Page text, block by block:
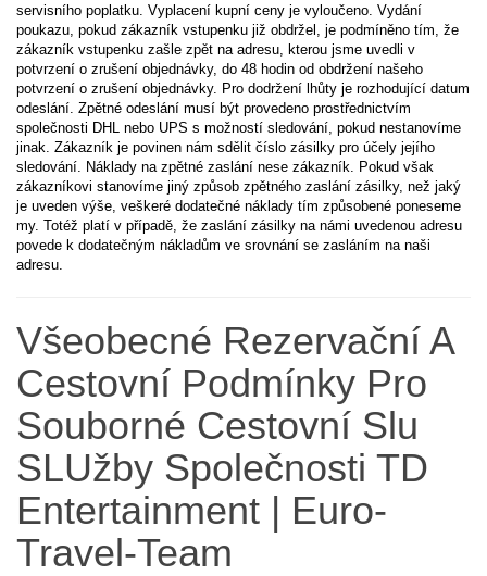
servisního poplatku. Vyplacení kupní ceny je vyloučeno. Vydání
poukazu, pokud zákazník vstupenku již obdržel, je podmíněno tím, že
zákazník vstupenku zašle zpět na adresu, kterou jsme uvedli v
potvrzení o zrušení objednávky, do 48 hodin od obdržení našeho
potvrzení o zrušení objednávky. Pro dodržení lhůty je rozhodující datum
odeslání. Zpětné odeslání musí být provedeno prostřednictvím
společnosti DHL nebo UPS s možností sledování, pokud nestanovíme
jinak. Zákazník je povinen nám sdělit číslo zásilky pro účely jejího
sledování. Náklady na zpětné zaslání nese zákazník. Pokud však
zákazníkovi stanovíme jiný způsob zpětného zaslání zásilky, než jaký
je uveden výše, veškeré dodatečné náklady tím způsobené poneseme
my. Totéž platí v případě, že zaslání zásilky na námi uvedenou adresu
povede k dodatečným nákladům ve srovnání se zasláním na naši
adresu.
Všeobecné Rezervační A
Cestovní Podmínky Pro
Souborné Cestovní Slu
SLUžby Společnosti TD
Entertainment | Euro-
Travel-Team